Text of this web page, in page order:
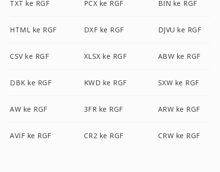
TXT ke RGF PCX ke RGF BIN ke RGF
HTML ke RGF DXF ke RGF DJVU ke RGF
CSV ke RGF XLSX ke RGF ABW ke RGF
DBK ke RGF KWD ke RGF SXW ke RGF
AW ke RGF 3FR ke RGF ARW ke RGF
AVIF ke RGF CR2 ke RGF CRW ke RGF